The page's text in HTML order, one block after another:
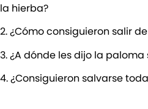
la hierba?
2. ¿Cómo consiguieron salir
3. ¿A dónde les dijo la
4. ¿Consiguieron salvarse